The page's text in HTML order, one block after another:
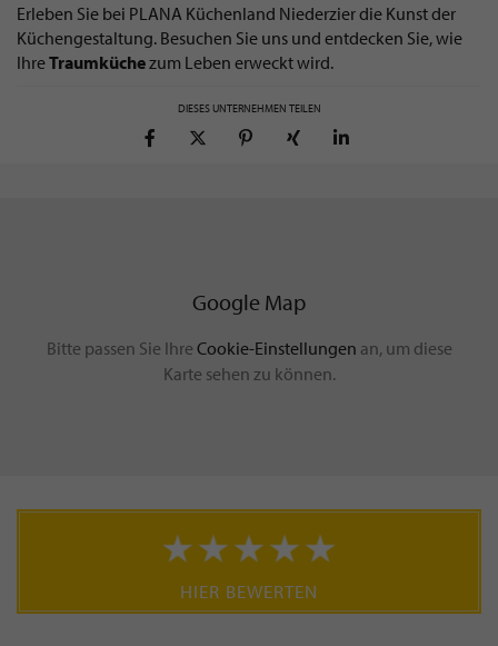
Erleben Sie bei PLANA Küchenland Niederzier die Kunst der
Küchengestaltung. Besuchen Sie uns und entdecken Sie, wie
IhreTraumküchezum Leben erweckt wird.
DIESES UNTERNEHMEN TEILEN
Google Map
Bitte passen Sie Ihre Cookie-Einstellungen an, um diese
Karte sehen zu können.
HIER BEWERTEN